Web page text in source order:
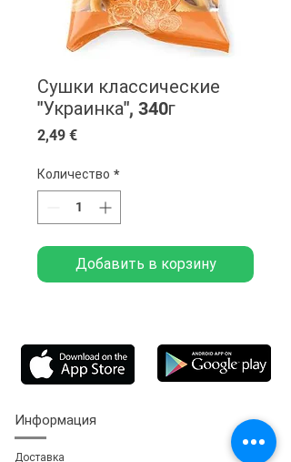
Сушки классические
"Украинка", 340г
2,49 €Цена
Количество *
Добавить в корзину
Информация
Доставка